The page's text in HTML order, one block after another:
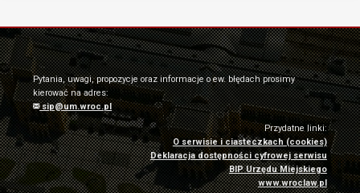
Pytania, uwagi, propozycje oraz informacje o ew. błędach prosimy
kierować na adres:
sip@um.wroc.pl
Przydatne linki:
O serwisie i ciasteczkach (cookies)
Deklaracja dostępności cyfrowej serwisu
BIP Urzędu Miejskiego
www.wroclaw.pl